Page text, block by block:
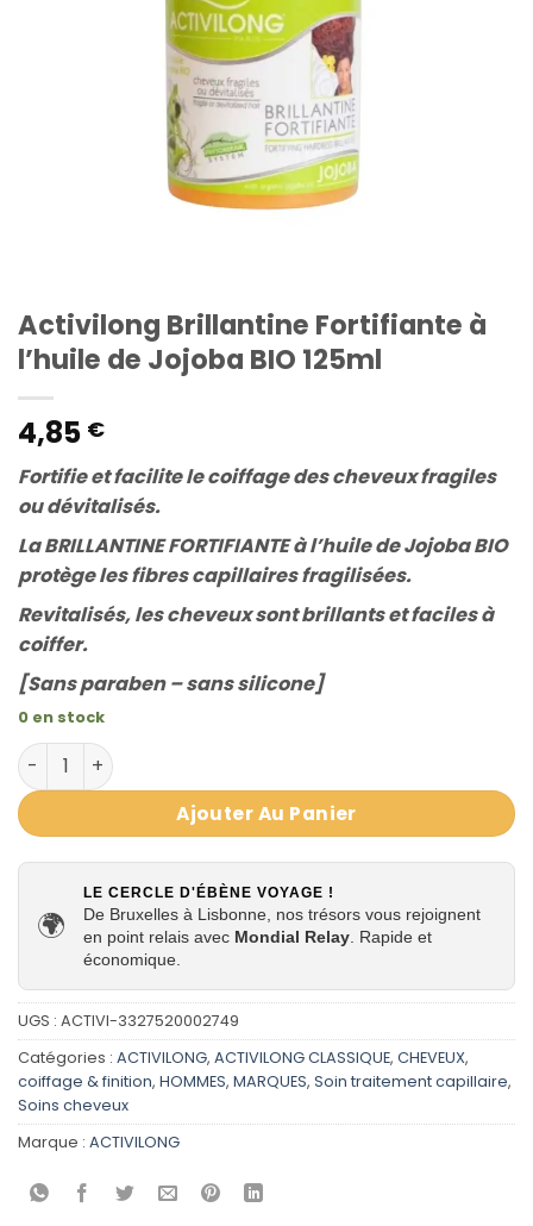
Activilong Brillantine Fortifiante à
l’huile de Jojoba BIO 125ml
4,85 €
Fortifie et facilite le coiffage des cheveux fragiles
ou dévitalisés.
La BRILLANTINE FORTIFIANTE à l’huile de Jojoba BIO
protège les fibres capillaires fragilisées.
Revitalisés, les cheveux sont brillants et faciles à
coiffer.
[Sans paraben – sans silicone]
0 en stock
quantité de Activilong Brillantine Fortifiante à l’huile de
Ajouter Au Panier
🌍
LE CERCLE D'ÉBÈNE VOYAGE !
De Bruxelles à Lisbonne, nos trésors vous rejoignent
en point relais avec Mondial Relay . Rapide et
économique.
UGS : ACTIVI-3327520002749
Catégories : ACTIVILONG, ACTIVILONG CLASSIQUE, CHEVEUX,
coiffage & finition, HOMMES, MARQUES, Soin traitement capillaire,
Soins cheveux
Marque : ACTIVILONG